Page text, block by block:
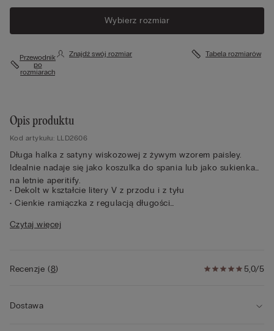
Wybierz rozmiar
Przewodnik
po
rozmiarach
Znajdź swój rozmiar Tabela rozmiarów
Opis produktu
Kod artykułu: LLD2606
Długa halka z satyny wiskozowej z żywym wzorem paisley.
Idealnie nadaje się jako koszulka do spania lub jako sukienka
na letnie aperitify.
• Dekolt w kształcie litery V z przodu i z tyłu
• Cienkie ramiączka z regulacją długości
• Modelka ma 175 cm wzrostu i ma na sobie rozmiar 2 / S
Czytaj więcej
5,0/5
Recenzje(8)
Dostawa